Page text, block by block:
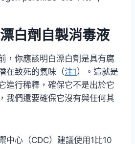
白劑自製消毒液
，你應該明白漂白劑是具有腐
在致死的氣味（注1）。這就是
進行稀釋，確保它不是出於它
我們還要確保它沒有與任何其
中心（CDC）建議使用1比10